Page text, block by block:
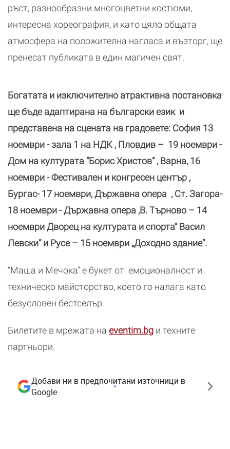
ръст, разнообразни многоцветни костюми,
интересна хореография, и като цяло общата
атмосфера на положителна нагласа и възторг, ще
пренесат публиката в един магичен свят.
Богатата и изключително атрактивна постановка
ще бъде адаптирана на български език и
представена на сцената на градовете: София 13
ноември - зала 1 на НДК , Пловдив – 19 ноември -
Дом на културата “Борис Христов“ , Варна, 16
ноември - Фестивален и конгресен център ,
Бургас- 17 ноември, Държавна опера , Ст. Загора-
18 ноември - Държавна опера ,В. Търново – 14
ноември Дворец на културата и спорта“ Васил
Левски“ и Русе – 15 ноември „Доходно здание“.
“Маша и Мечока” е букет от емоционалност и
техническо майсторство, което го налага като
безусловен бестселър.
Билетите в мрежата на eventim.bg и техните
партньори.
Добави ни в предпочитани източници в
Google